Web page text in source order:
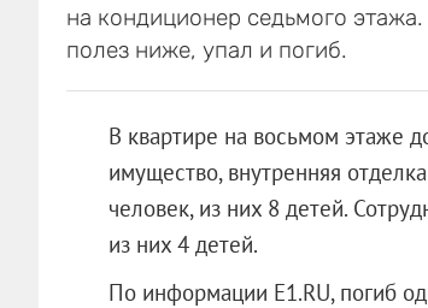
на кондиционер седьмого
полез ниже, упал и погиб.
В квартире на восьмом этаже
имущество, внутренняя
человек, из них 8 детей.
из них 4 детей.
По информации Е1.RU, погиб